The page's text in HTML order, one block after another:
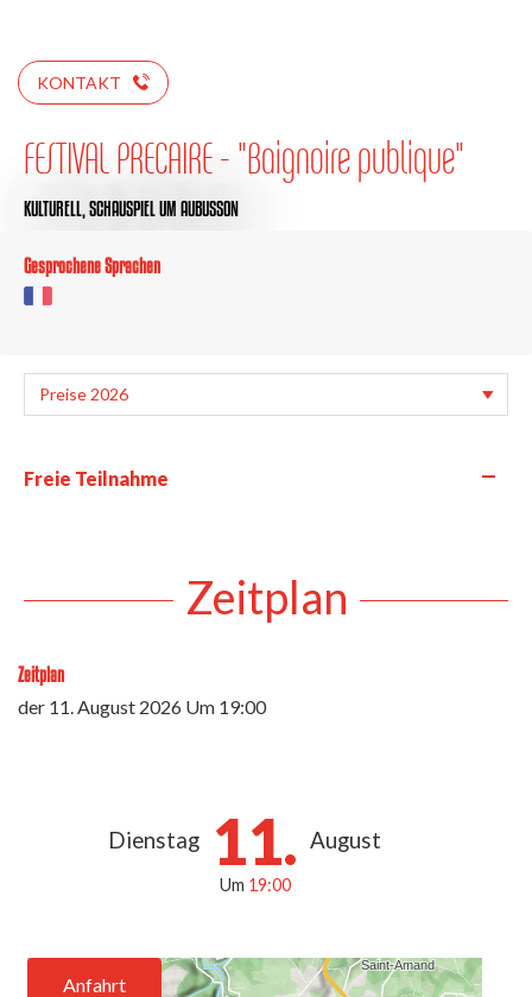
KONTAKT
FESTIVAL PRECAIRE - "Baignoire publique"
KULTURELL, SCHAUSPIEL UM AUBUSSON
Gesprochene Sprachen
Freie Teilnahme —
Zeitplan
Zeitplan
der 11. August 2026 Um 19:00
Dienstag 11. August
Um 19:00
Anfahrt